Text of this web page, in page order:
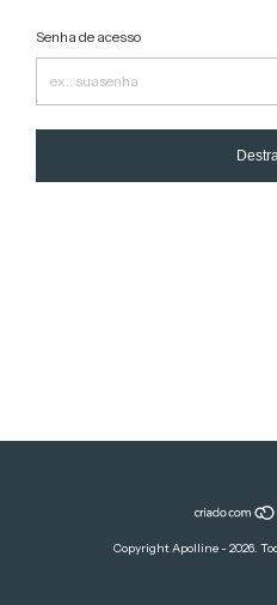
Senha de acesso
Copyright Apolline - 2026.